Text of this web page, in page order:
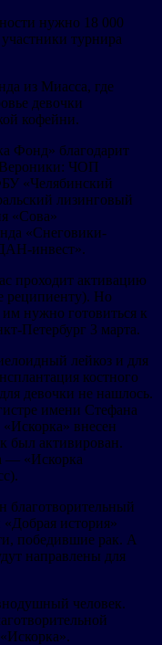
нужно 18 000
турнира
из Миасса, где
девочки
кофейни.
Фонд» благодарит
Вероники: ЧОП
«Челябинский
лизинговый
«Сова»
«Снеговики-
инвест».
проходит активацию
реципиенту). Но
нужно готовиться к
Петербург 3 марта.
лейкоз и для
костного
девочки не нашлось.
имени Стефана
внесен
был активирован.
— «Искорка
благотворительный
«Добрая история»
победившие рак. А
направлены для
человек.